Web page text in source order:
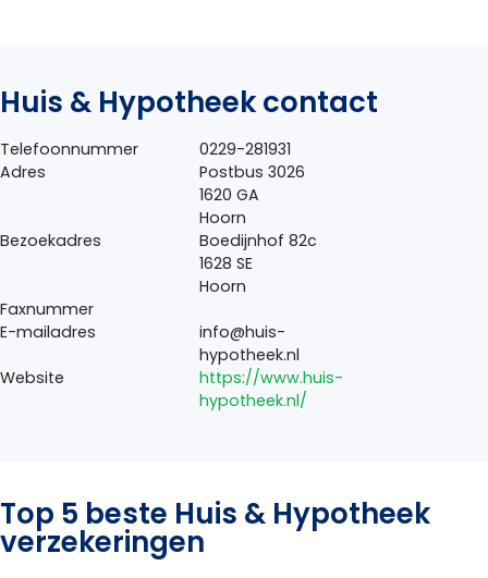
Huis & Hypotheek contact
Telefoonnummer
0229-281931
Adres
Postbus 3026
1620 GA
Hoorn
Bezoekadres
Boedijnhof 82c
1628 SE
Hoorn
Faxnummer
E-mailadres
info@huis-
hypotheek.nl
Website
https://www.huis-
hypotheek.nl/
Top 5 beste Huis & Hypotheek
verzekeringen